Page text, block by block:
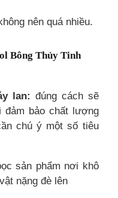
nên quá nhiều.
Bông Thủy Tinh
lan: đúng cách sẽ
đảm bảo chất lượng
chú ý một số tiêu
sản phẩm nơi khô
nặng đè lên